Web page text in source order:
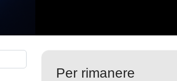
Per rimanere